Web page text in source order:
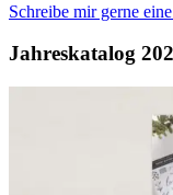
Schreibe mir gerne
Jahreskatalog